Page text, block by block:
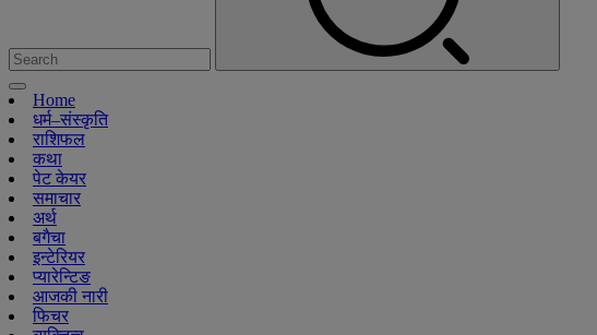
Home
धर्म–संस्कृति
राशिफल
कथा
पेट केयर
समाचार
अर्थ
बगैचा
इन्टेरियर
प्यारेन्टिङ
आजकी नारी
फिचर